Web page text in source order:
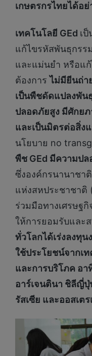
เกษตรกรไทยได้อ
เทคโนโลยี GEd เ
แก้ไขรหัสพันธุกรร
และแม่นยำ หรือแ
ต้องการไม่มียีนถ่า
เป็นพืชดัดแปลงพัน
ปลอดภัยสูง มีศักยภ
และเป็นมิตรต่อสิ่ง
นโยบาย no
พืช GEd มีความป
ซึ่งองค์กรนานาชา
แห่งสหประชาชาติ
ร่วมมือทางเศรษฐ
ให้การยอมรับและ
ทั่วโลกได้เร่งลงทุ
ใช้ประโยชน์จากเ
และการบริโภค อา
อาร์เจนตินา ชิลีญี่
รัสเซีย และออสเตร